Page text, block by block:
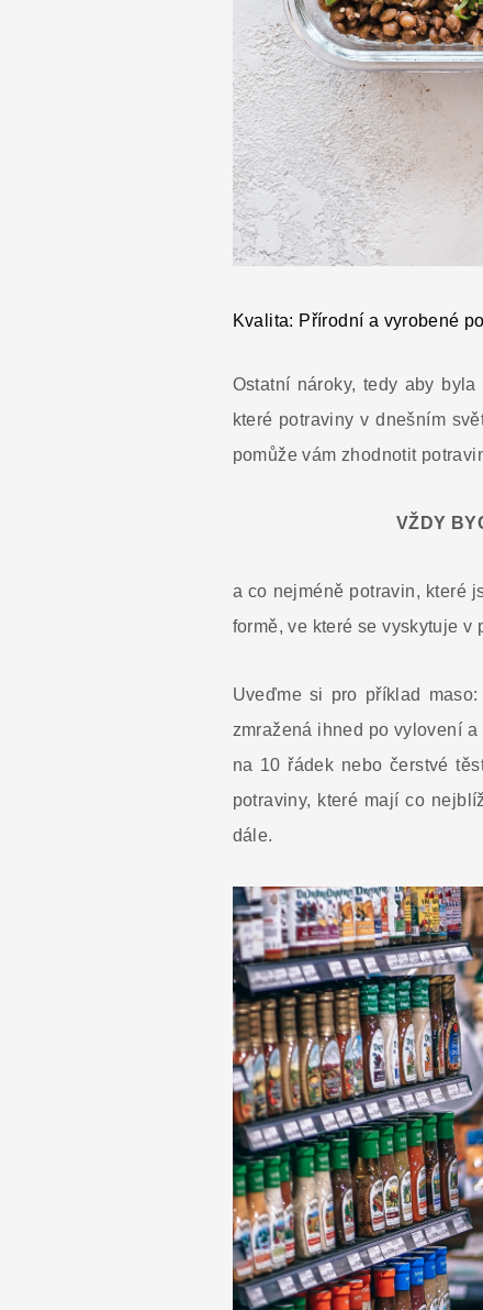
Kvalita: Přírodní a vyrobené
Ostatní nároky, tedy aby
které potraviny v dnešním
pomůže vám zhodnotit
VŽDY
a co nejméně potravin, které
formě, ve které se vyskytuje
Uveďme si pro příklad
zmražená ihned po vylovení
na 10 řádek nebo čerstvé
potraviny, které mají co
dále.